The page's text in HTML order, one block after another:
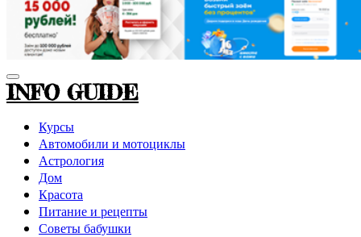
INFO GUIDE
Курсы
Автомобили и мотоциклы
Астрология
Дом
Красота
Питание и рецепты
Советы бабушки